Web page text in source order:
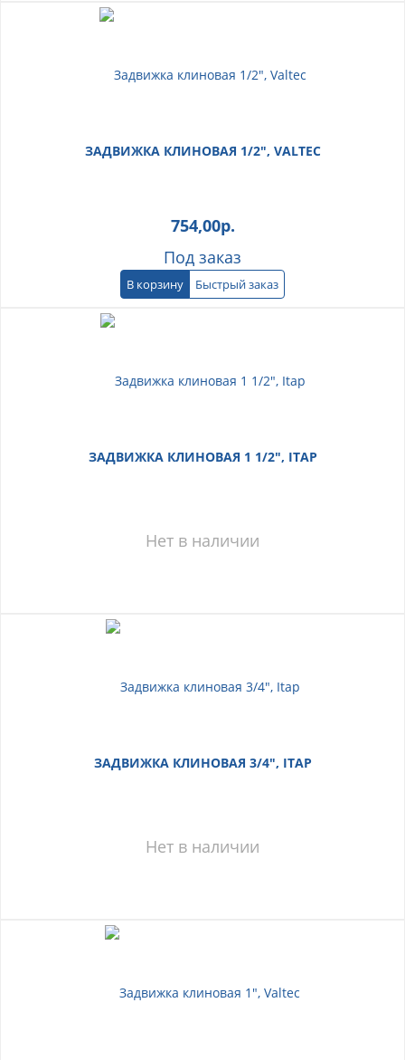
ЗАДВИЖКА КЛИНОВАЯ 1/2", VALTEC
754,00р.
Под заказ
В корзину Быстрый заказ
ЗАДВИЖКА КЛИНОВАЯ 1 1/2", ITAP
Нет в наличии
ЗАДВИЖКА КЛИНОВАЯ 3/4", ITAP
Нет в наличии